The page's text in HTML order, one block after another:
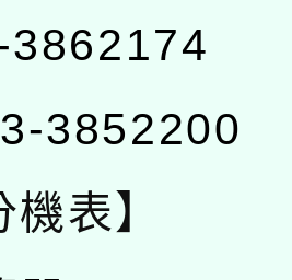
3862174
3852200
機表】